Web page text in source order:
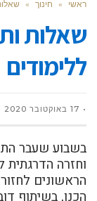
ראשי » חינוך »
שאלות
ללימודים
17 באוקטובר 2020
בשבוע שעבר
וחזרה הדרגתית
הראשונים
הכנו, בשיתוף